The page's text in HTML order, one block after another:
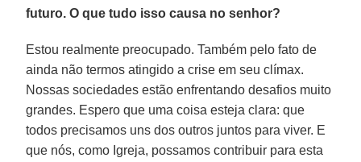
futuro. O que tudo isso causa no senhor?
Estou realmente preocupado. Também pelo fato de
ainda não termos atingido a crise em seu clímax.
Nossas sociedades estão enfrentando desafios muito
grandes. Espero que uma coisa esteja clara: que
todos precisamos uns dos outros juntos para viver. E
que nós, como Igreja, possamos contribuir para esta